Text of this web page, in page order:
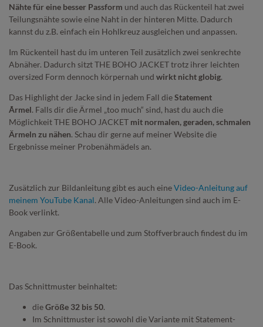
Nähte für eine besser Passform und auch das Rückenteil hat zwei
Teilungsnähte sowie eine Naht in der hinteren Mitte. Dadurch
kannst du z.B. einfach ein Hohlkreuz ausgleichen und anpassen.
Im Rückenteil hast du im unteren Teil zusätzlich zwei senkrechte
Abnäher. Dadurch sitzt THE BOHO JACKET trotz ihrer leichten
oversized Form dennoch körpernah und wirkt nicht globig.
Das Highlight der Jacke sind in jedem Fall dieStatement
Ãrmel. Falls dir die Ärmel „too much“ sind, hast du auch die
Möglichkeit THE BOHO JACKET mit normalen, geraden, schmalen
Ärmeln zu nähen. Schau dir gerne auf meiner Website die
Ergebnisse meiner Probenähmädels an.
Zusätzlich zur Bildanleitung gibt es auch eineVideo-Anleitung auf
meinem YouTube Kanal. Alle Video-Anleitungen sind auch im E-
Book verlinkt.
Angaben zur Größentabelle und zum Stoffverbrauch findest du im
E-Book.
Das Schnittmuster beinhaltet:
dieGröße 32 bis 50.
Im Schnittmuster ist sowohl die Variante mit Statement-